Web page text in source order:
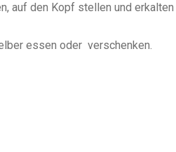
auf den Kopf stellen und erkalten
essen oder verschenken.